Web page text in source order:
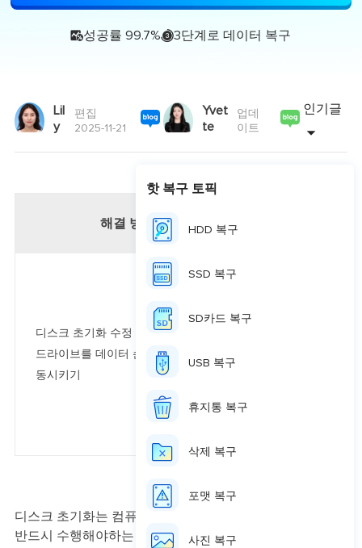
성공률 99.7%3단계로 데이터 복구
Lil
y
편집
2025-11-21
Yvet
te
업데
이트
인기글
해결 방법
디스크 초기화 수정 : 초기화된 하드
드라이브를 데이터 손실없이 다시 작
동시키기
디스크 초기화는 컴퓨터에 새 하드 드라이브를 설치한 후
반드시 수행해야하는 프로세스입니다. 그러나 때로는 이전
핫 복구 토픽
HDD 복구
SSD 복구
SD카드 복구
USB 복구
휴지통 복구
삭제 복구
포맷 복구
사진 복구